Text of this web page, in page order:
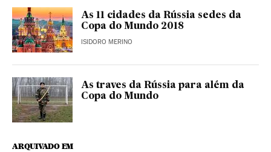
As 11 cidades da Rússia sedes da
Copa do Mundo 2018
ISIDORO MERINO
As traves da Rússia para além da
Copa do Mundo
ARQUIVADO EM